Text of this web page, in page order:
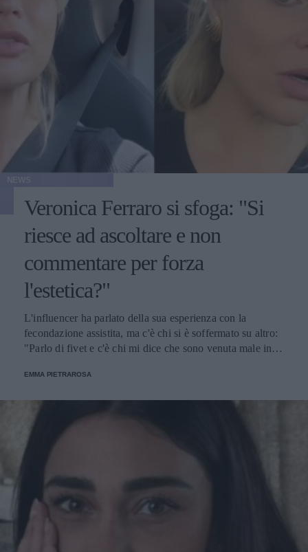
Veronica Ferraro si sfoga: "Si
riesce ad ascoltare e non
commentare per forza
l'estetica?"
L'influencer ha parlato della sua esperienza con la
fecondazione assistita, ma c'è chi si è soffermato su altro:
"Parlo di fivet e c'è chi mi dice che sono venuta male in
EMMA PIETRAROSA